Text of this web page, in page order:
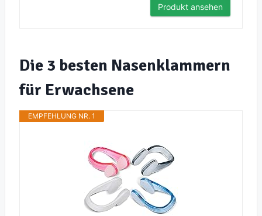
Produkt ansehen
Die 3 besten Nasenklammern
für Erwachsene
EMPFEHLUNG NR. 1